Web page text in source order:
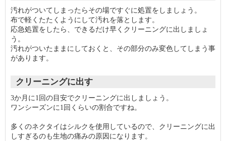
汚れがついてしまったらその場ですぐに処置をしましょう。
布で軽くたたくようにして汚れを落とします。
応急処置をしたら、できるだけ早くクリーニングに出しましょ
う。
汚れがついたままにしておくと、その部分のみ変色してしまう事
があります。
クリーニングに出す
3か月に1回の目安でクリーニングに出しましょう。
ワンシーズンに1回くらいの割合ですね。
多くのネクタイはシルクを使用しているので、クリーニングに出
しすぎるのも生地の痛みの原因になります。